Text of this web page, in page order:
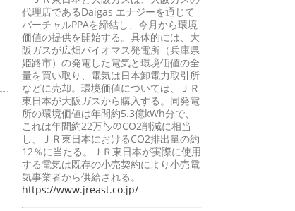
代理店であるDaigas エナジーを通じて
バーチャルPPAを締結し、今月から環境
価値の提供を開始する。具体的には、大
阪ガスが広畑バイオマス発電所（兵庫県
姫路市）の発電した電気と環境価値の全
量を買い取り、電気は日本卸電力取引所
などに売却。環境価値については、ＪＲ
東日本が大阪ガスから購入する。同発電
所の環境価値は年間約5.3億kWh分で、
これは年間約22万㌧のCO2削減に相当
し、ＪＲ東日本におけるCO2排出量の約
12％に当たる。ＪＲ東日本が実際に使用
する電気は既存の小売契約により小売電
気事業者から供給される。
https://www.jreast.co.jp/